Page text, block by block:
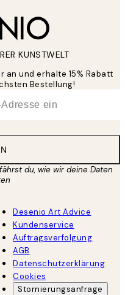
KUNSTWELT
an und erhalte 15% Rabatt
Bestellung!
du, wie wir deine Daten
Desenio Art Advice
Kundenservice
Auftragsverfolgung
AGB
Datenschutzerklärung
Cookies
Stornierungsanfrage